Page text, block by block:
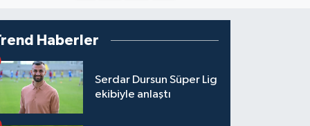
Haberler
Serdar Dursun Süper Lig
ekibiyle anlaştı